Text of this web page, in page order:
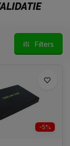
Filters
-5%